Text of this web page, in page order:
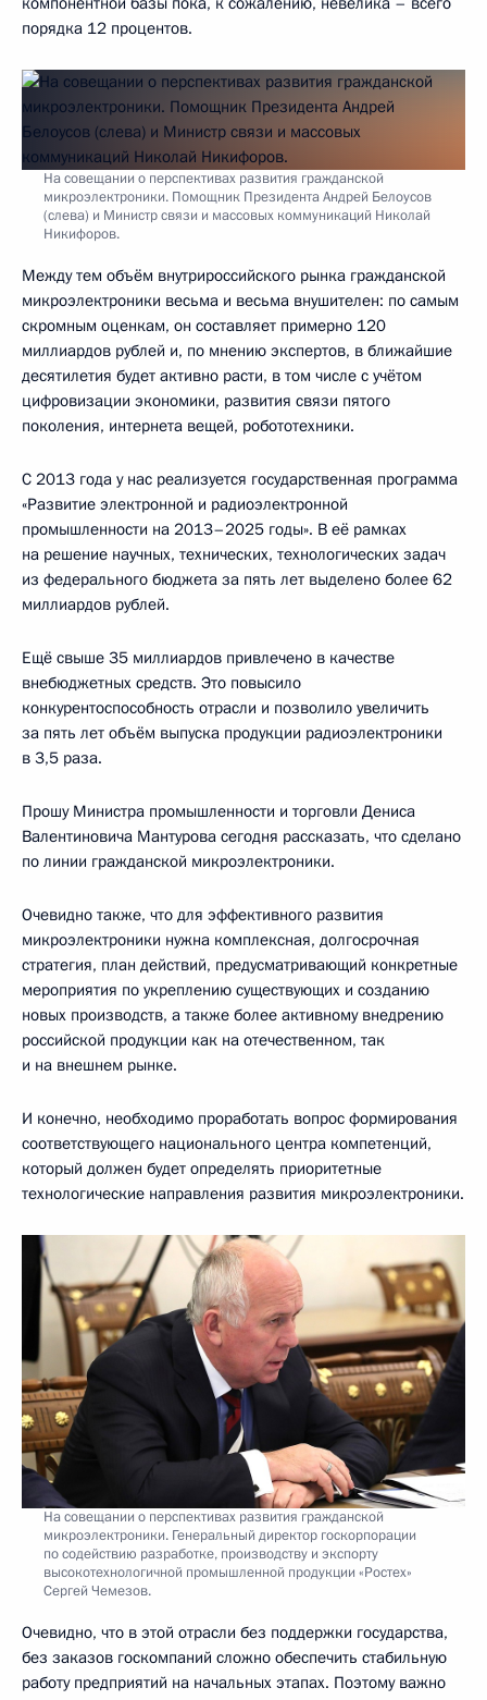
порядка 12 процентов.
На совещании о перспективах развития гражданской
микроэлектроники. Помощник Президента Андрей Белоусов
(слева) и Министр связи и массовых коммуникаций Николай
Никифоров.
Между тем объём внутрироссийского рынка гражданской
микроэлектроники весьма и весьма внушителен: по самым
скромным оценкам, он составляет примерно 120
миллиардов рублей и, по мнению экспертов, в ближайшие
десятилетия будет активно расти, в том числе с учётом
цифровизации экономики, развития связи пятого
поколения, интернета вещей, робототехники.
С 2013 года у нас реализуется государственная программа
«Развитие электронной и радиоэлектронной
промышленности на 2013–2025 годы». В её рамках
на решение научных, технических, технологических задач
из федерального бюджета за пять лет выделено более 62
миллиардов рублей.
Ещё свыше 35 миллиардов привлечено в качестве
внебюджетных средств. Это повысило
конкурентоспособность отрасли и позволило увеличить
за пять лет объём выпуска продукции радиоэлектроники
в 3,5 раза.
Прошу Министра промышленности и торговли Дениса
Валентиновича Мантурова сегодня рассказать, что сделано
по линии гражданской микроэлектроники.
Очевидно также, что для эффективного развития
микроэлектроники нужна комплексная, долгосрочная
стратегия, план действий, предусматривающий конкретные
мероприятия по укреплению существующих и созданию
новых производств, а также более активному внедрению
российской продукции как на отечественном, так
и на внешнем рынке.
И конечно, необходимо проработать вопрос формирования
соответствующего национального центра компетенций,
который должен будет определять приоритетные
технологические направления развития микроэлектроники.
На совещании о перспективах развития гражданской
микроэлектроники. Генеральный директор госкорпорации
по содействию разработке, производству и экспорту
высокотехнологичной промышленной продукции «Ростех»
Сергей Чемезов.
Очевидно, что в этой отрасли без поддержки государства,
без заказов госкомпаний сложно обеспечить стабильную
работу предприятий на начальных этапах. Поэтому важно